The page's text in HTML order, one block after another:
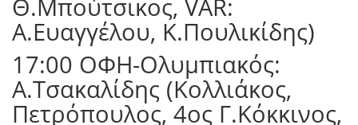
Θ.Μπούτσικος, VAR:
Α.Ευαγγέλου, Κ.Πουλικίδης)
17:00 ΟΦΗ-Ολυμπιακός:
Α.Τσακαλίδης (Κολλιάκος,
Πετρόπουλος, 4ος Γ.Κόκκινος,